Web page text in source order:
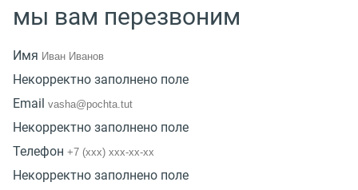
мы вам перезвоним
Имя
Некорректно заполнено поле
Email
Некорректно заполнено поле
Телефон
Некорректно заполнено поле